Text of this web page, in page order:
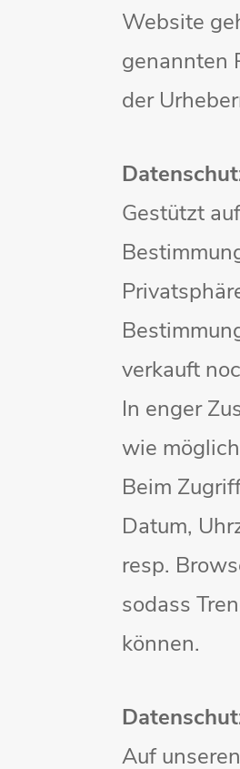
Website
genannten
der
Gestützt
verkauft
In enger
wie
Beim
Datum,
resp.
sodass
können.
Auf